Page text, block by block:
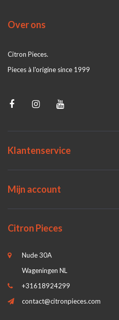
Over ons
Citron Pieces.
Pieces à l'origine since 1999
Klantenservice
Mijn account
Citron Pieces
Nude 30A
Wageningen NL
+31618924299
contact@citronpieces.com